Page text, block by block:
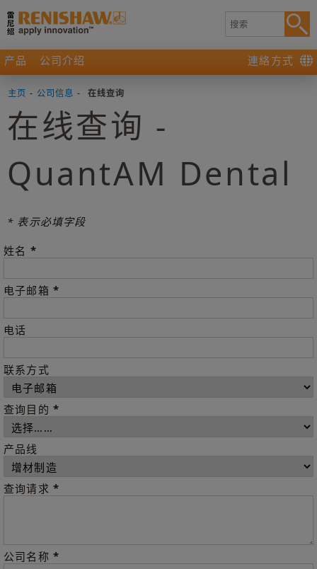
产品 公司介绍 連絡方式
主页 - 公司信息 - 在线查询
在线查询 -
QuantAM Dental
* 表示必填字段
姓名 *
电子邮箱 *
电话
联系方式
查询目的 *
产品线
查询请求 *
公司名称 *